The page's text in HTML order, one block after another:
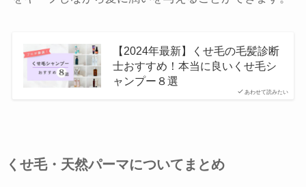
あわせて読みたい
【2024年最新】くせ毛の毛髪診断
士おすすめ！本当に良いくせ毛シ
ャンプー８選
くせ毛・天然パーマについてまとめ